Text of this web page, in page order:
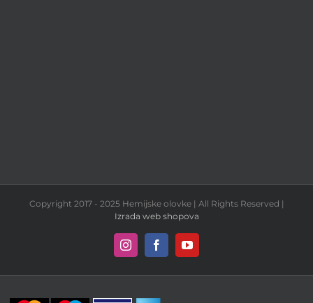
Copyright 2017 - 2025 Hemijske olovke | All Rights Reserved |
Izrada web shopova
InstagramFacebookYouTube